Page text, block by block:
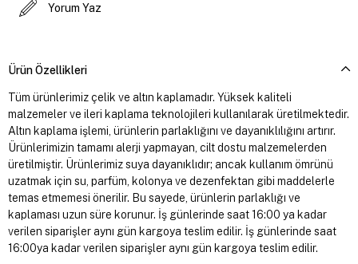
Yorum Yaz
Ürün Özellikleri
Tüm ürünlerimiz çelik ve altın kaplamadır. Yüksek kaliteli
malzemeler ve ileri kaplama teknolojileri kullanılarak üretilmektedir.
Altın kaplama işlemi, ürünlerin parlaklığını ve dayanıklılığını artırır.
Ürünlerimizin tamamı alerji yapmayan, cilt dostu malzemelerden
üretilmiştir. Ürünlerimiz suya dayanıklıdır; ancak kullanım ömrünü
uzatmak için su, parfüm, kolonya ve dezenfektan gibi maddelerle
temas etmemesi önerilir. Bu sayede, ürünlerin parlaklığı ve
kaplaması uzun süre korunur. İş günlerinde saat 16:00 ya kadar
verilen siparişler aynı gün kargoya teslim edilir. İş günlerinde saat
16:00ya kadar verilen siparişler aynı gün kargoya teslim edilir.